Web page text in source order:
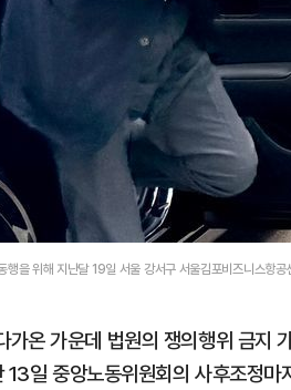
행을 위해 지난달 19일 서울 강서구 서울김포비즈니스
온 가운데 법원의 쟁의행위 금지
일 중앙노동위원회의 사후조정